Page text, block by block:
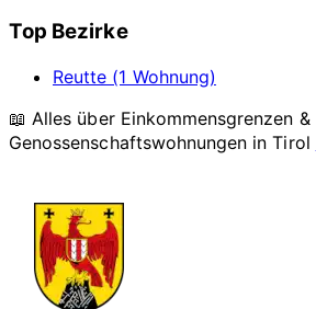
Top Bezirke
Reutte (1 Wohnung)
📖 Alles über Einkommensgrenzen &
Genossenschaftswohnungen inTirol